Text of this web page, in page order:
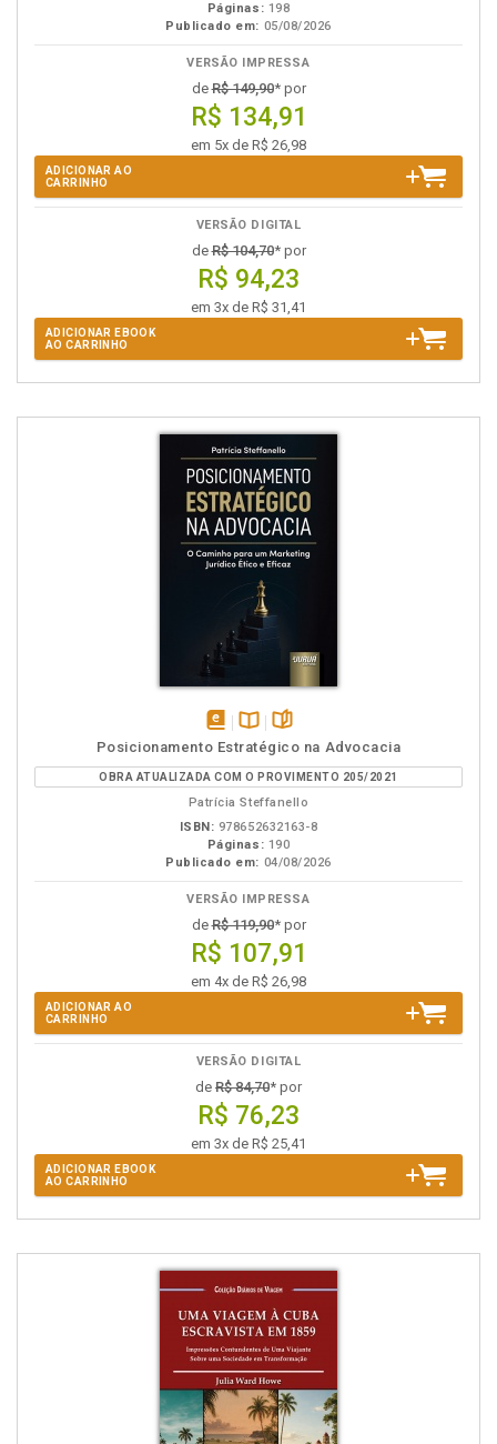
Páginas: 198
Publicado em: 05/08/2026
VERSÃO IMPRESSA
deR$ 149,90* por
R$ 134,91
em 5x de R$ 26,98
ADICIONAR AO
CARRINHO
VERSÃO DIGITAL
deR$ 104,70* por
R$ 94,23
em 3x de R$ 31,41
ADICIONAR EBOOK
AO CARRINHO
disponível
em
eBook
Disponível
na
B.V.
páginas
Posicionamento Estratégico na Advocacia
OBRA ATUALIZADA COM O PROVIMENTO 205/2021
Patrícia Steffanello
ISBN: 978652632163-8
Páginas: 190
Publicado em: 04/08/2026
VERSÃO IMPRESSA
deR$ 119,90* por
R$ 107,91
em 4x de R$ 26,98
ADICIONAR AO
CARRINHO
VERSÃO DIGITAL
de R$ 84,70* por
R$ 76,23
em 3x de R$ 25,41
ADICIONAR EBOOK
AO CARRINHO